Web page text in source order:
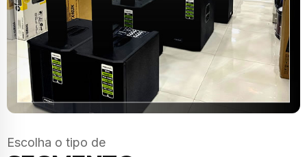
Escolha o tipo de